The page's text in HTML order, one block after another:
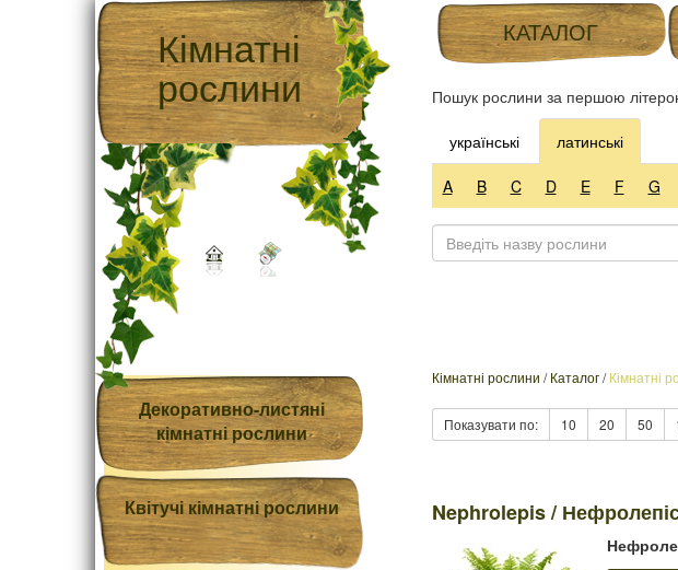
Кімнатні
рослини
Декоративно-листяні
кімнатні рослини
Квітучі кімнатні рослини
КАТАЛОГ
Пошук рослини за першою
українські латинські
A B C D E F G
Кімнатні рослини /Каталог/Кімнатні
Показувати по: 10 20 50
Nephrolepis /